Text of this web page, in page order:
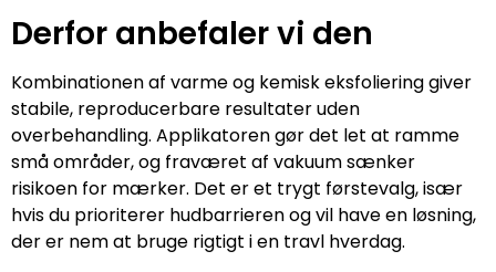
Derfor anbefaler vi den
Kombinationen af varme og kemisk eksfoliering giver
stabile, reproducerbare resultater uden
overbehandling. Applikatoren gør det let at ramme
små områder, og fraværet af vakuum sænker
risikoen for mærker. Det er et trygt førstevalg, især
hvis du prioriterer hudbarrieren og vil have en løsning,
der er nem at bruge rigtigt i en travl hverdag.